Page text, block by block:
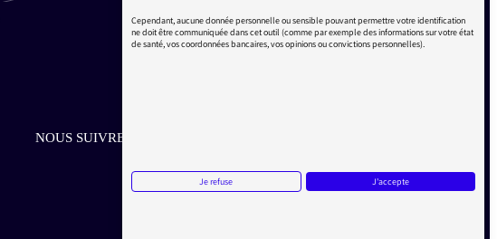
NOUS SUIVRE SUR LES RÉSEAUX
Aller sur la page Facebook de la Médiatrice
Aller sur la page Twitter de la Médiatrice
Aller sur la page Instagram de la Médiatrice
Cependant, aucune donnée personnelle ou sensible pouvant permettre votre identification
ne doit être communiquée dans cet outil (comme par exemple des informations sur votre état
de santé, vos coordonnées bancaires, vos opinions ou convictions personnelles).
Je refuse J'accepte